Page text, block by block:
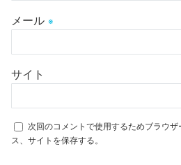
メール ※
サイト
次回のコメントで使用するためブラウ
ス、サイトを保存する。